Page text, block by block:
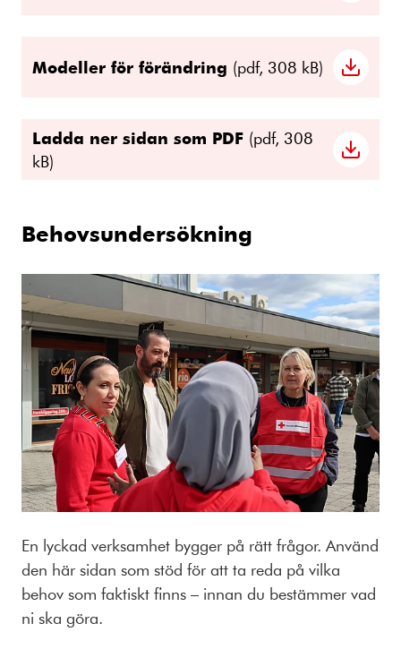
Modeller för förändring (pdf, 308 kB)
Ladda ner sidan som PDF (pdf, 308
kB)
Behovsundersökning
En lyckad verksamhet bygger på rätt frågor. Använd
den här sidan som stöd för att ta reda på vilka
behov som faktiskt finns – innan du bestämmer vad
ni ska göra.